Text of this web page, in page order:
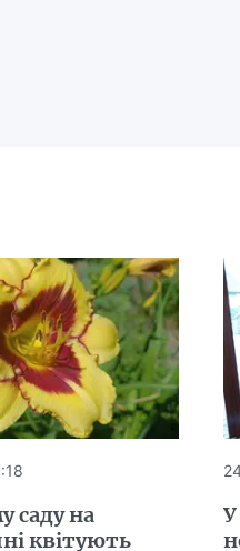
саду на
квітують